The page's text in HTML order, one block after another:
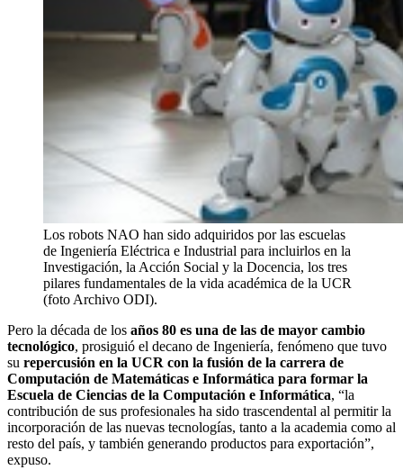
Los robots NAO han sido adquiridos por las escuelas
de Ingeniería Eléctrica e Industrial para incluirlos en la
Investigación, la Acción Social y la Docencia, los tres
pilares fundamentales de la vida académica de la UCR
(foto Archivo ODI).
Pero la década de los años 80 es una de las de mayor cambio
tecnológico, prosiguió el decano de Ingeniería, fenómeno que tuvo
su repercusión en la UCR con la fusión de la carrera de
Computación de Matemáticas e Informática para formar la
Escuela de Ciencias de la Computación e Informática, “la
contribución de sus profesionales ha sido trascendental al permitir la
incorporación de las nuevas tecnologías, tanto a la academia como al
resto del país, y también generando productos para exportación”,
expuso.